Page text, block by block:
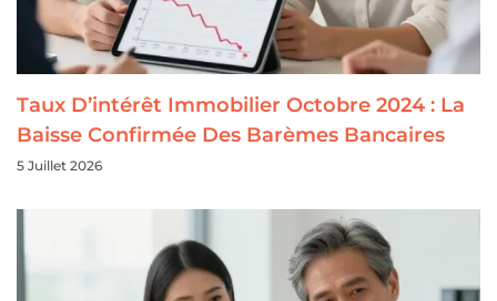
Taux D’intérêt Immobilier Octobre 2024 : La
Baisse Confirmée Des Barèmes Bancaires
5 Juillet 2026